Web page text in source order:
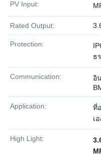
PV Input:
Rated Output:
Protection:
ธ
Communication:
อิ
Application:
ที่
เอ
High Light: